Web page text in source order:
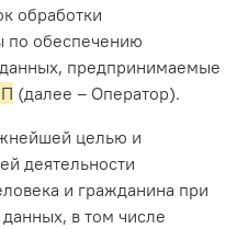
обработки
по обеспечению
предпринимаемые
(далее – Оператор).
целью и
деятельности
и гражданина при
в том числе